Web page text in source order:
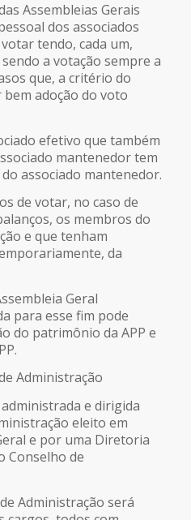
Assembleias Gerais
dos associados
tendo, cada um,
a votação sempre a
que, a critério do
adoção do voto
efetivo que também
mantenedor tem
associado mantenedor.
de votar, no caso de
os membros do
e que tenham
da
Geral
para esse fim pode
do patrimônio da APP e
Administração
administrada e dirigida
eleito em
e por uma Diretoria
Conselho de
Administração será